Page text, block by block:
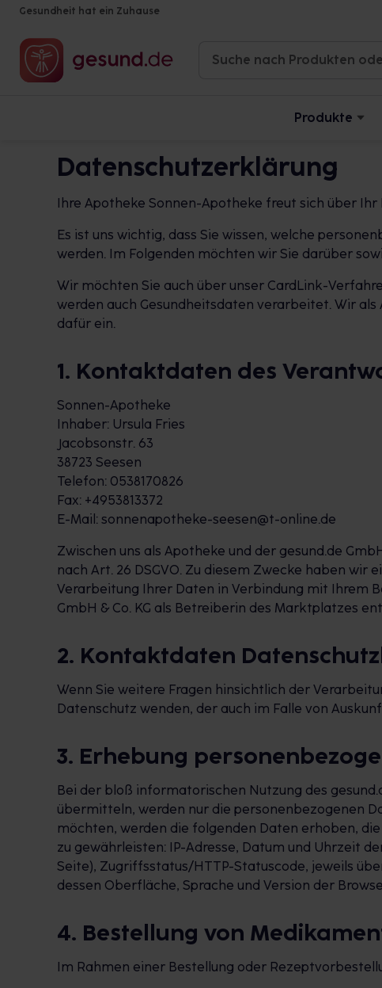
Gesundheit hat ein Zuhause
Produkte
Datenschutzerklärung
Ihre Apotheke Sonnen-Apotheke freut sich über
Es ist uns wichtig, dass Sie wissen, welche
werden. Im Folgenden möchten wir Sie darüber
Wir möchten Sie auch über unser CardLink-
werden auch Gesundheitsdaten verarbeitet. Wir
dafür ein.
1. Kontaktdaten des
Sonnen-Apotheke
Inhaber: Ursula Fries
Jacobsonstr. 63
38723 Seesen
Telefon: 0538170826
Fax: +4953813372
E-Mail: sonnenapotheke-seesen@t-online.de
Zwischen uns als Apotheke und der gesund.de
nach Art. 26 DSGVO. Zu diesem Zwecke haben
Verarbeitung Ihrer Daten in Verbindung mit Ihrem
GmbH & Co. KG als Betreiberin des Marktplatzes
2. Kontaktdaten
Wenn Sie weitere Fragen hinsichtlich der
Datenschutz wenden, der auch im Falle von
3. Erhebung
Bei der bloß informatorischen Nutzung des
übermitteln, werden nur die personenbezogenen
möchten, werden die folgenden Daten erhoben,
zu gewährleisten: IP-Adresse, Datum und Uhrzeit
Seite), Zugriffsstatus/HTTP-Statuscode, jeweils
dessen Oberfläche, Sprache und Version der
4. Bestellung von
Im Rahmen einer Bestellung oder